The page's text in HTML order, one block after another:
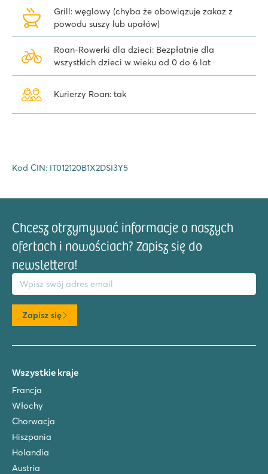
Grill: węglowy (chyba że obowiązuje zakaz z
powodu suszy lub upałów)
Roan-Rowerki dla dzieci: Bezpłatnie dla
wszystkich dzieci w wieku od 0 do 6 lat
Kurierzy Roan: tak
Kod CIN: IT012120B1X2DSI3Y5
Chcesz otrzymywać informacje o naszych
ofertach i nowościach? Zapisz się do
newslettera!
email
Zapisz się
Wszystkie kraje
Francja
Włochy
Chorwacja
Hiszpania
Holandia
Austria